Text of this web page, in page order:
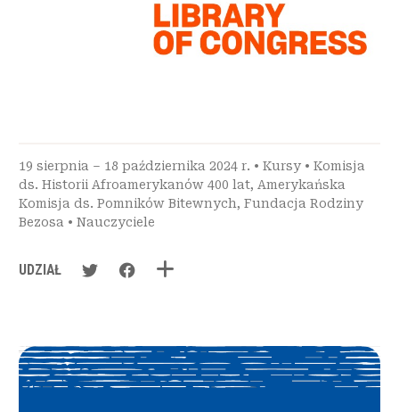
19 sierpnia – 18 października 2024 r. • Kursy • Komisja
ds. Historii Afroamerykanów 400 lat, Amerykańska
Komisja ds. Pomników Bitewnych, Fundacja Rodziny
Bezosa • Nauczyciele
UDZIAŁ